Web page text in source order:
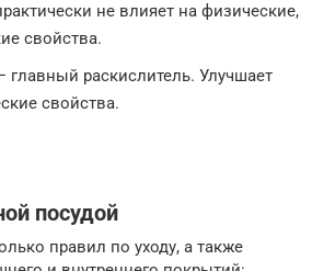
не влияет на физические,
свойства.
раскислитель. Улучшает
свойства.
посудой
правил по уходу, а также